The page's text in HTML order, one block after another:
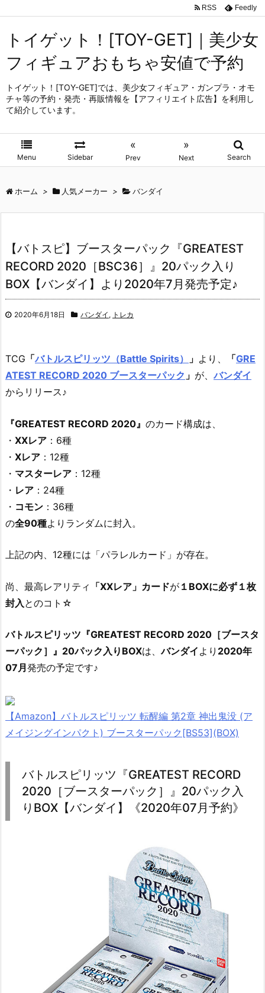
トイゲット！[TOY-GET]｜美少女
フィギュアおもちゃ安値で予約
トイゲット！[TOY-GET]では、美少女フィギュア・ガンプラ・オモ
チャ等の予約・発売・再販情報を【アフィリエイト広告】を利用し
て紹介しています。
Menu Sidebar
«
Prev
»
Next Search
RSS Feedly
ホーム > 人気メーカー > バンダイ
【バトスピ】ブースターパック『GREATEST
RECORD 2020［BSC36］』20パック入り
BOX【バンダイ】より2020年7月発売予定♪
2020年6月18日 バンダイ , トレカ
TCG 「バトルスピリッツ（Battle Spirits） 」 より、 「GRE
ATEST RECORD 2020 ブースターパック 」 が、バンダイ
からリリース♪
『GREATEST RECORD 2020』 のカード構成は、
・ XXレア ：6種
・ Xレア ：12種
・ マスターレア ：12種
・ レア ：24種
・ コモン ：36種
の全90種よりランダムに封入。
上記の内、12種には「パラレルカード」が存在。
尚、最高レアリティ 「XXレア」カードが １BOXに必ず１枚
封入 とのコト☆
バトルスピリッツ『GREATEST RECORD 2020［ブースタ
ーパック］』20パック入りBOXは、バンダイ より 2020年
07月 発売の予定です♪
【Amazon】バトルスピリッツ 転醒編 第2章 神出鬼没 (ア
メイジングインパクト) ブースターパック[BS53](BOX)
バトルスピリッツ『GREATEST RECORD
2020［ブースターパック］』20パック入
りBOX【バンダイ】《2020年07月予約》